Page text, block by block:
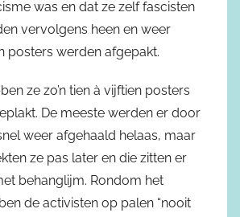
was en dat ze zelf fascisten
vervolgens heen en weer
posters werden afgepakt.
ze zo’n tien à vijftien posters
De meeste werden er door
weer afgehaald helaas, maar
ze pas later en die zitten er
behanglijm. Rondom het
de activisten op palen “nooit